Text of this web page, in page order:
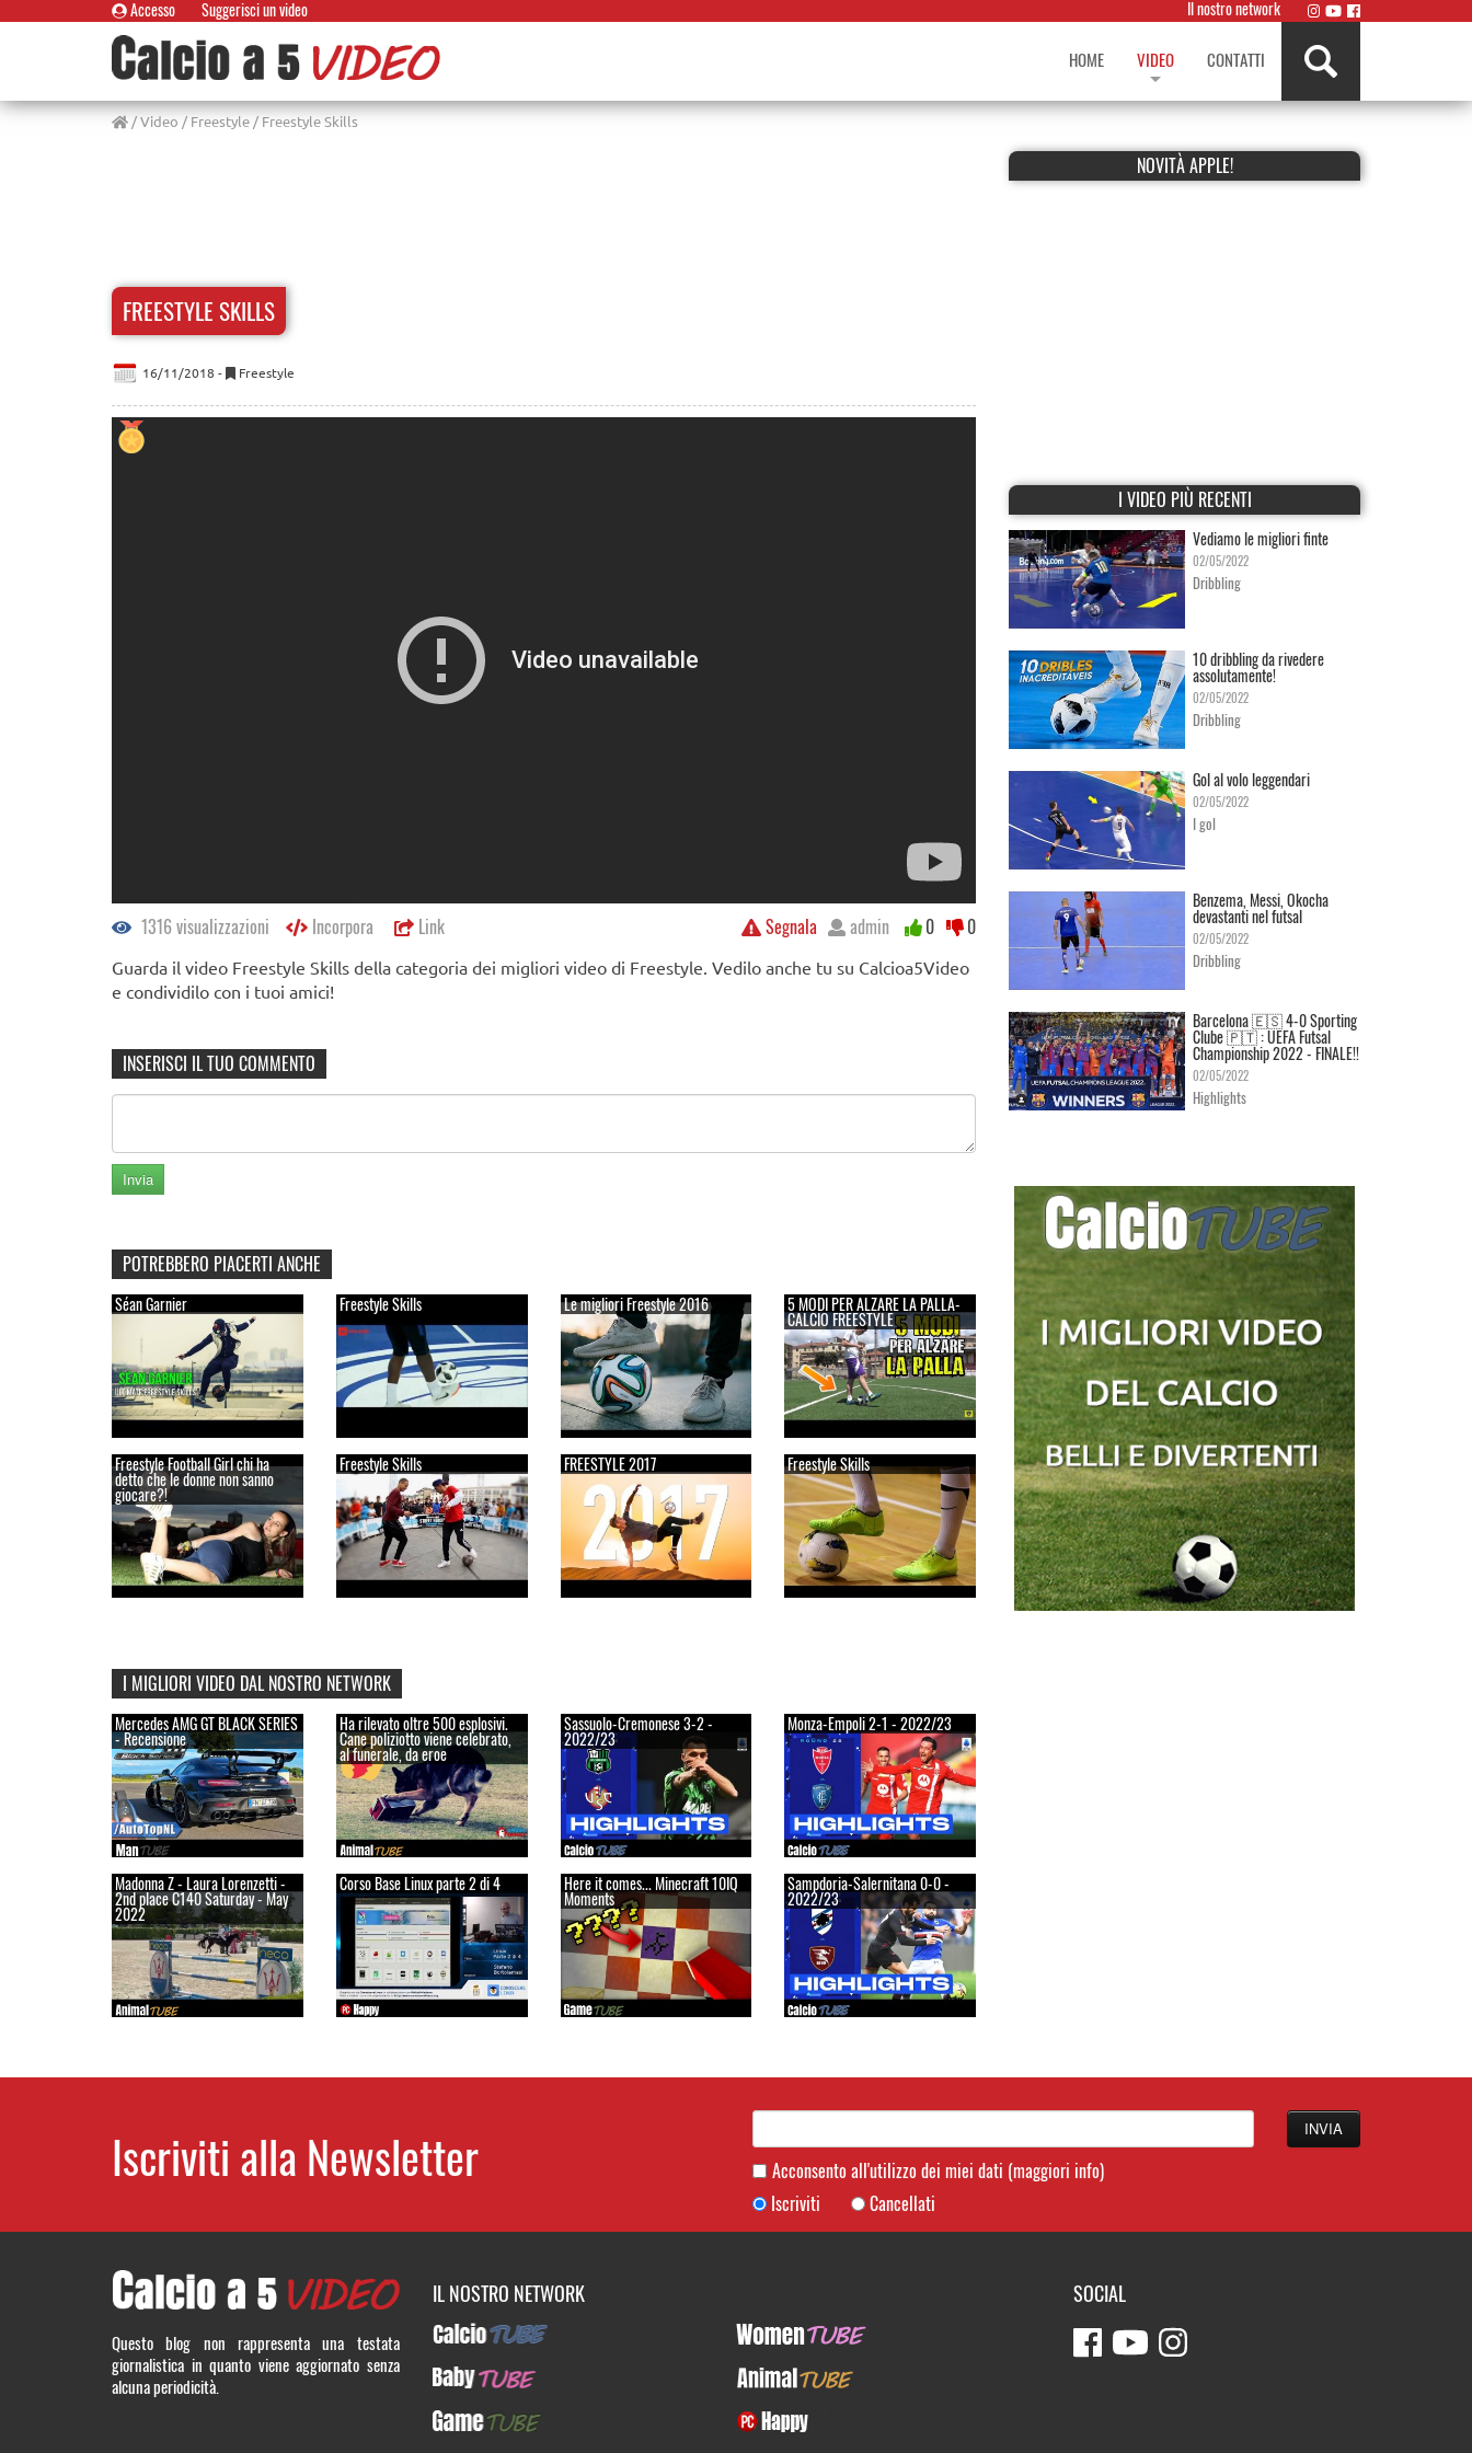
Accesso Suggerisci un video Il nostro network
HOME VIDEO CONTATTI
/Video / Freestyle/ Freestyle Skills
FREESTYLE SKILLS
16/11/2018 - Freestyle
1316 visualizzazioni Incorpora Link Segnala admin 0 0
Guarda il video Freestyle Skills della categoria dei migliori video di Freestyle. Vedilo anche tu su Calcioa5Video
e condividilo con i tuoi amici!
INSERISCI IL TUO COMMENTO
POTREBBERO PIACERTI ANCHE
Séan Garnier Freestyle Skills Le migliori Freestyle 2016 5 MODI PER ALZARE LA PALLA-
CALCIO FREESTYLE
Freestyle Football Girl chi ha
detto che le donne non sanno
giocare?!
Freestyle Skills FREESTYLE 2017 Freestyle Skills
I MIGLIORI VIDEO DAL NOSTRO NETWORK
Mercedes AMG GT BLACK SERIES
- Recensione
Ha rilevato oltre 500 esplosivi.
Cane poliziotto viene celebrato,
al funerale, da eroe
Sassuolo-Cremonese 3-2 -
2022/23
Monza-Empoli 2-1 - 2022/23
Madonna Z - Laura Lorenzetti -
2nd place C140 Saturday - May
2022
Corso Base Linux parte 2 di 4 Here it comes... Minecraft 10IQ
Moments
Sampdoria-Salernitana 0-0 -
2022/23
NOVITÀ APPLE!
I VIDEO PIÙ RECENTI
Vediamo le migliori finte
02/05/2022
Dribbling
10 dribbling da rivedere
assolutamente!
02/05/2022
Dribbling
Gol al volo leggendari
02/05/2022
I gol
Benzema, Messi, Okocha
devastanti nel futsal
02/05/2022
Dribbling
Barcelona 🇪🇸 4-0 Sporting
Clube 🇵🇹 : UEFA Futsal
Championship 2022 - FINALE!!
02/05/2022
Highlights
Iscriviti alla Newsletter Acconsento all'utilizzo dei miei dati (maggiori info)
Iscriviti
Cancellati
Questo blog non rappresenta una testata
giornalistica in quanto viene aggiornato senza
alcuna periodicità.
IL NOSTRO NETWORK
CalcioTUBE
WomenTUBE
BabyTUBE
AnimalTUBE
GameTUBE
PcHappy
SOCIAL